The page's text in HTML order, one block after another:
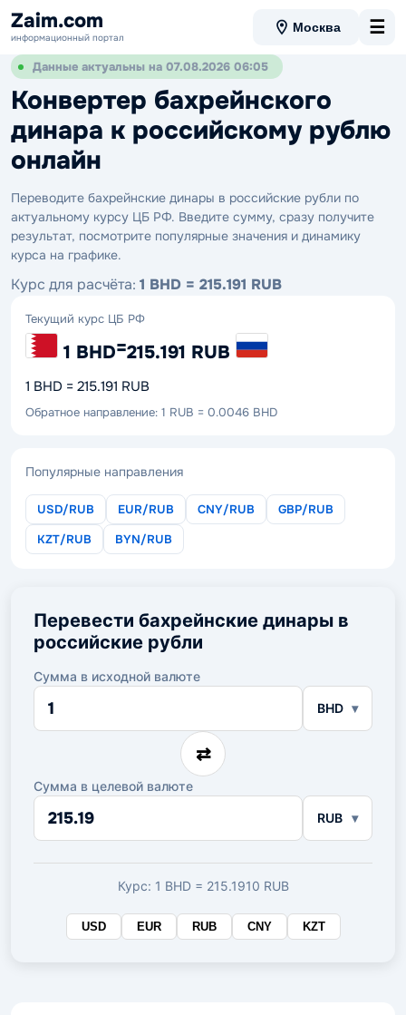
Zaim.com
информационный портал
Москва ☰
Данные актуальны на 07.08.2026 06:05
Конвертер бахрейнского
динара к российскому рублю
онлайн
Переводите бахрейнские динары в российские рубли по
актуальному курсу ЦБ РФ. Введите сумму, сразу получите
результат, посмотрите популярные значения и динамику
курса на графике.
Курс для расчёта: 1 BHD = 215.191 RUB
Текущий курс ЦБ РФ
1 BHD=215.191 RUB
1 BHD = 215.191 RUB
Обратное направление: 1 RUB = 0.0046 BHD
Популярные направления
USD/RUB EUR/RUB CNY/RUB
GBP/RUB
KZT/RUB
BYN/RUB
Перевести бахрейнские динары в
российские рубли
Сумма в исходной валюте
Сумма
исходной
BHD
⇄
Сумма в целевой валюте
Сумма
целевой
валюте
RUB
Курс: 1 BHD = 215.1910 RUB
USD EUR RUB CNY KZT